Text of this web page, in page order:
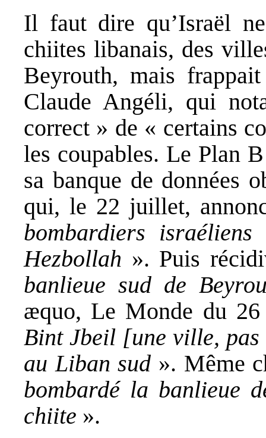
Il faut dire qu’Israël
chiites libanais, des
Beyrouth, mais
Claude Angéli, qui
correct » de « certains
les coupables. Le Plan
sa banque de données
qui, le 22 juillet,
bombardiers
Hezbollah ». Puis
banlieue sud de
æquo, Le Monde du
Bint Jbeil [une ville,
au Liban sud ». Même
bombardé la banlieue
chiite ».